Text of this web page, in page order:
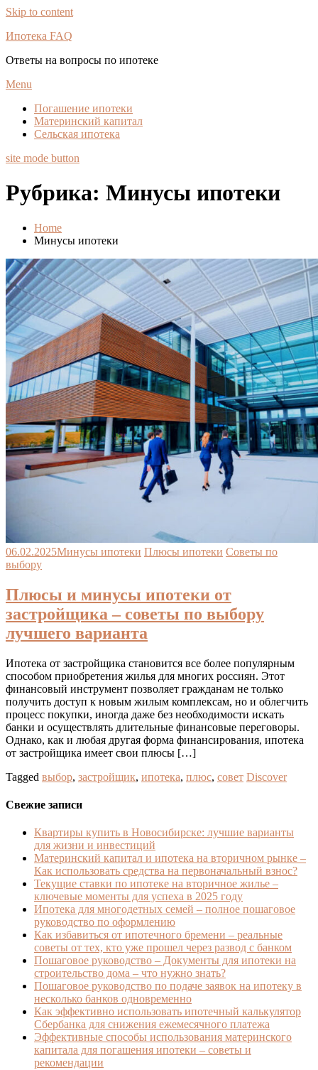
Skip to content
Ипотека FAQ
Ответы на вопросы по ипотеке
Menu
Погашение ипотеки
Материнский капитал
Сельская ипотека
site mode button
Рубрика: Минусы ипотеки
Home
Минусы ипотеки
06.02.2025Минусы ипотеки Плюсы ипотеки Советы по
выбору
Плюсы и минусы ипотеки от
застройщика – советы по выбору
лучшего варианта
Ипотека от застройщика становится все более популярным
способом приобретения жилья для многих россиян. Этот
финансовый инструмент позволяет гражданам не только
получить доступ к новым жилым комплексам, но и облегчить
процесс покупки, иногда даже без необходимости искать
банки и осуществлять длительные финансовые переговоры.
Однако, как и любая другая форма финансирования, ипотека
от застройщика имеет свои плюсы […]
Tagged выбор, застройщик, ипотека, плюс, совет Discover
Свежие записи
Квартиры купить в Новосибирске: лучшие варианты
для жизни и инвестиций
Материнский капитал и ипотека на вторичном рынке –
Как использовать средства на первоначальный взнос?
Текущие ставки по ипотеке на вторичное жилье –
ключевые моменты для успеха в 2025 году
Ипотека для многодетных семей – полное пошаговое
руководство по оформлению
Как избавиться от ипотечного бремени – реальные
советы от тех, кто уже прошел через развод с банком
Пошаговое руководство – Документы для ипотеки на
строительство дома – что нужно знать?
Пошаговое руководство по подаче заявок на ипотеку в
несколько банков одновременно
Как эффективно использовать ипотечный калькулятор
Сбербанка для снижения ежемесячного платежа
Эффективные способы использования материнского
капитала для погашения ипотеки – советы и
рекомендации